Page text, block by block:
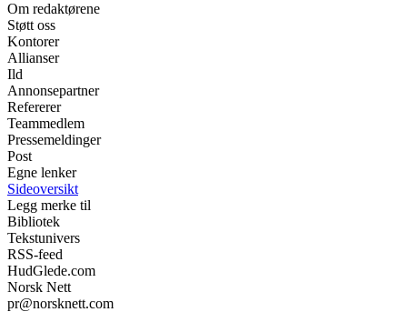
Om redaktørene
Støtt oss
Kontorer
Allianser
Ild
Annonsepartner
Refererer
Teammedlem
Pressemeldinger
Post
Egne lenker
Sideoversikt
Legg merke til
Bibliotek
Tekstunivers
RSS-feed
HudGlede.com
Norsk Nett
pr@norsknett.com